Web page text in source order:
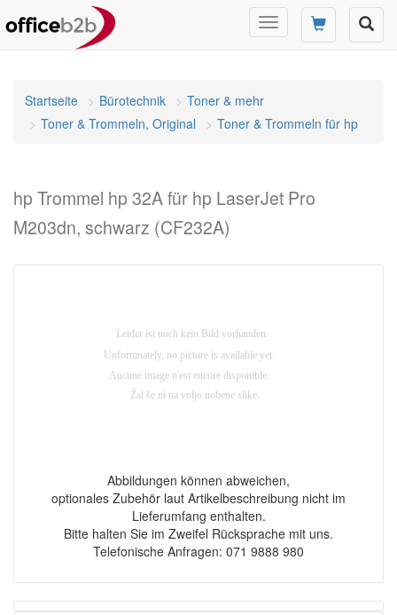
Navigation
umschalten
Startseite Bürotechnik
Toner & mehr
Toner & Trommeln, Original
Toner & Trommeln für hp
hp Trommel hp 32A für hp LaserJet Pro
M203dn, schwarz (CF232A)
Abbildungen können abweichen,
optionales Zubehör laut Artikelbeschreibung nicht im
Lieferumfang enthalten.
Bitte halten Sie im Zweifel Rücksprache mit uns.
Telefonische Anfragen: 071 9888 980